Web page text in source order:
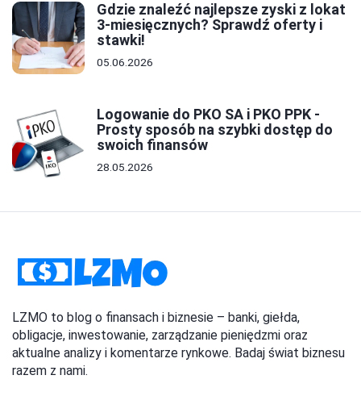
Gdzie znaleźć najlepsze zyski z lokat
3-miesięcznych? Sprawdź oferty i
stawki!
05.06.2026
Logowanie do PKO SA i PKO PPK -
Prosty sposób na szybki dostęp do
swoich finansów
28.05.2026
LZMO to blog o finansach i biznesie – banki, giełda,
obligacje, inwestowanie, zarządzanie pieniędzmi oraz
aktualne analizy i komentarze rynkowe. Badaj świat biznesu
razem z nami.